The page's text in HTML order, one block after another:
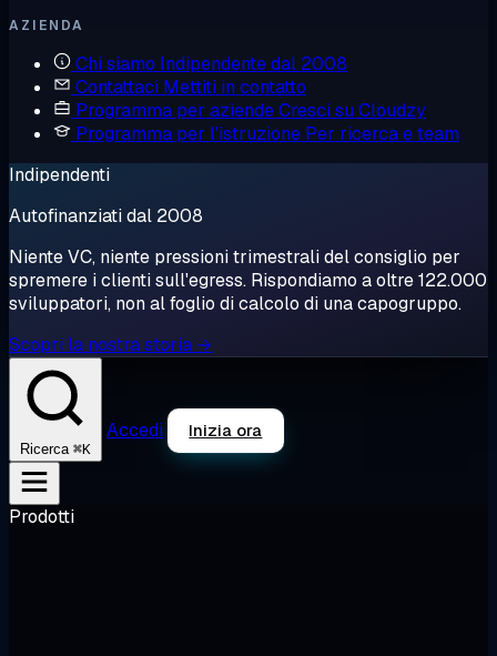
AZIENDA
Chi siamo Indipendente dal 2008
Contattaci Mettiti in contatto
Programma per aziendeCresci su Cloudzy
Programma per l'istruzione Per ricerca e team
Indipendenti
Autofinanziati dal 2008
Niente VC, niente pressioni trimestrali del consiglio per
spremere i clienti sull'egress. Rispondiamo a oltre 122.000
sviluppatori, non al foglio di calcolo di una capogruppo.
Scopri la nostra storia →
Ricerca ⌘K
Accedi Inizia ora
Prodotti